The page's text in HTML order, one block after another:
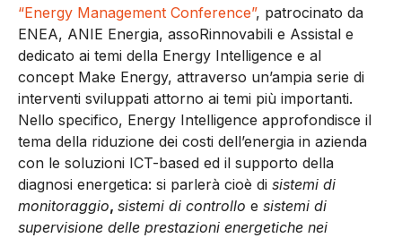
“Energy Management Conference”, patrocinato da
ENEA, ANIE Energia, assoRinnovabili e Assistal e
dedicato ai temi della Energy Intelligence e al
concept Make Energy, attraverso un’ampia serie di
interventi sviluppati attorno ai temi più importanti.
Nello specifico, Energy Intelligence approfondisce il
tema della riduzione dei costi dell’energia in azienda
con le soluzioni ICT-based ed il supporto della
diagnosi energetica: si parlerà cioè di sistemi di
monitoraggio, sistemi di controllo e sistemi di
supervisione delle prestazioni energetiche nei